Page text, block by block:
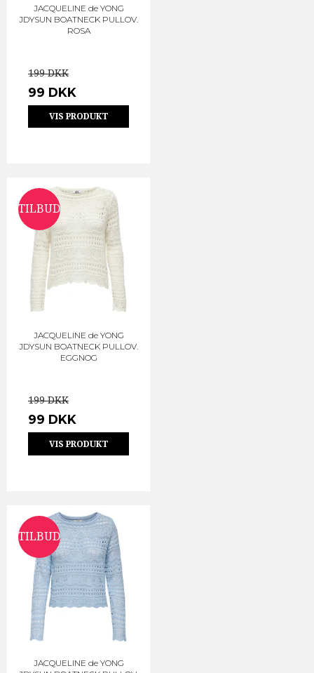
JACQUELINE de YONG
JDYSUN BOATNECK PULLOV.
ROSA
199 DKK
99 DKK
VIS PRODUKT
TILBUD
JACQUELINE de YONG
JDYSUN BOATNECK PULLOV.
EGGNOG
199 DKK
99 DKK
VIS PRODUKT
TILBUD
JACQUELINE de YONG